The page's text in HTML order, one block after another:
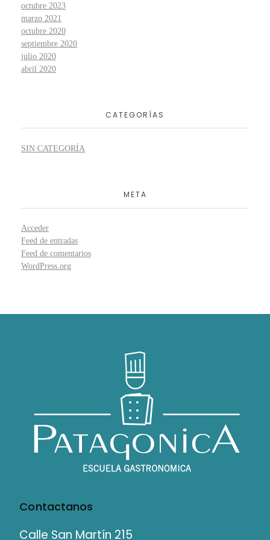
octubre 2023
marzo 2021
octubre 2020
septiembre 2020
julio 2020
abril 2020
CATEGORÍAS
SIN CATEGORÍA
META
Acceder
Feed de entradas
Feed de comentarios
WordPress.org
Contactanos
Calle San Martín 215